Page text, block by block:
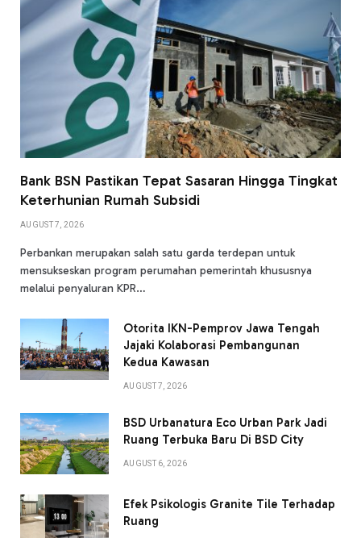
Bank BSN Pastikan Tepat Sasaran Hingga Tingkat
Keterhunian Rumah Subsidi
AUGUST 7, 2026
Perbankan merupakan salah satu garda terdepan untuk
mensukseskan program perumahan pemerintah khususnya
melalui penyaluran KPR…
Otorita IKN-Pemprov Jawa Tengah
Jajaki Kolaborasi Pembangunan
Kedua Kawasan
AUGUST 7, 2026
BSD Urbanatura Eco Urban Park Jadi
Ruang Terbuka Baru Di BSD City
AUGUST 6, 2026
Efek Psikologis Granite Tile Terhadap
Ruang